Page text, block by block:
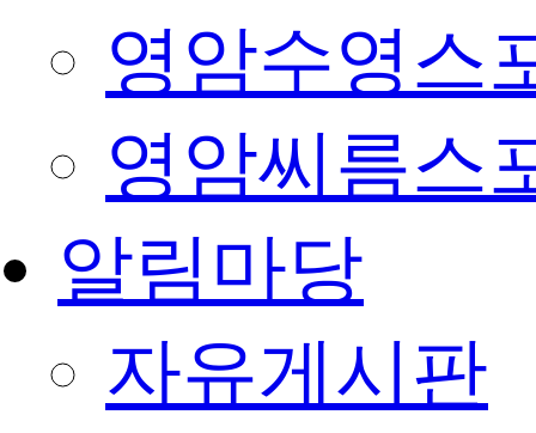
영암수영스
영암씨름스
알림마당
자유게시판